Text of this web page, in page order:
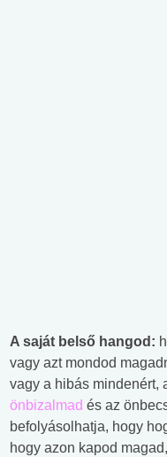
A saját belső hangod:
vagy azt mondod
vagy a hibás mindenért,
önbizalmad és az
befolyásolhatja, hogy
hogy azon kapod